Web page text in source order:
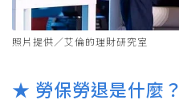
照片提供／艾倫的理財研究室
★ 勞保勞退是什麼？